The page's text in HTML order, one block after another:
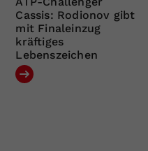
Cassis: Rodionov gibt
mit Finaleinzug
kräftiges
Lebenszeichen